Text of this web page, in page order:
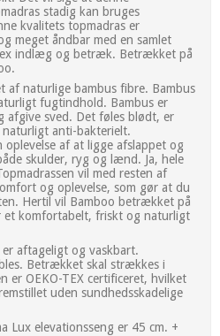
stadig kan bruges
kvalitets topmadras er
meget åndbar med en samlet
indlæg og betræk. Betrækket på
af naturlige bambus fibre. Bambus
fugtindhold. Bambus er
afgive sved. Det føles blødt, er
anti-bakterielt.
oplevelse af at ligge afslappet og
skulder, ryg og lænd. Ja, hele
vil med resten af
og oplevelse, som gør at du
Hertil vil Bamboo betrækket på
et komfortabelt, friskt og naturligt
aftageligt og vaskbart.
Betrækket skal strækkes i
er OEKO-TEX certificeret, hvilket
uden sundhedsskadelige
Lux elevationsseng er 45 cm. +